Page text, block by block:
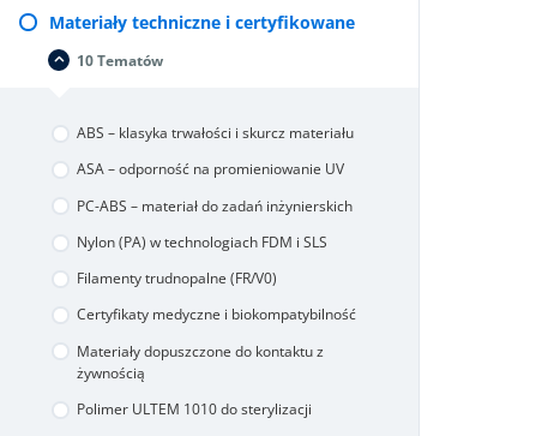
standardowe
Materiały techniczne i certyfikowane
Zwiń
Materiały
10 Tematów
ABS – klasyka trwałości i skurcz materiału
ASA – odporność na promieniowanie UV
PC-ABS – materiał do zadań inżynierskich
Nylon (PA) w technologiach FDM i SLS
Filamenty trudnopalne (FR/V0)
Certyfikaty medyczne i biokompatybilność
Materiały dopuszczone do kontaktu z
żywnością
Polimer ULTEM 1010 do sterylizacji